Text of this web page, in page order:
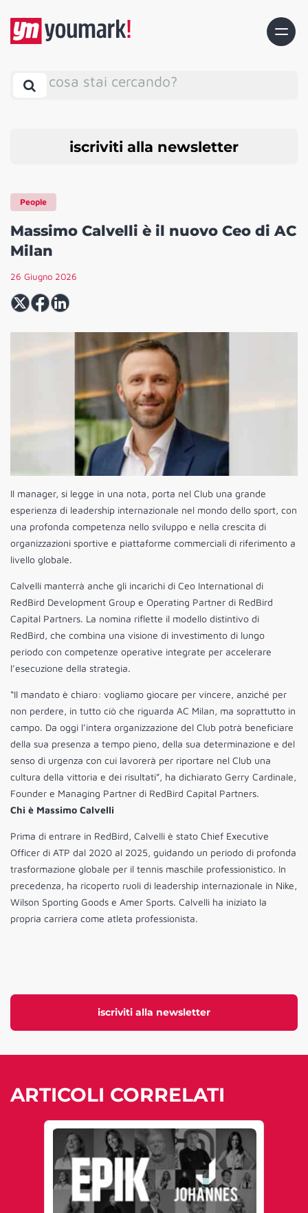
cosa stai cercando?
iscriviti alla newsletter
iscriviti alla newsletter
People
Massimo Calvelli è il nuovo Ceo di AC
Milan
26 Giugno 2026
Il manager, si legge in una nota, porta nel Club una grande
esperienza di leadership internazionale nel mondo dello sport, con
una profonda competenza nello sviluppo e nella crescita di
organizzazioni sportive e piattaforme commerciali di riferimento a
livello globale.
Calvelli manterrà anche gli incarichi di Ceo International di
RedBird Development Group e Operating Partner di RedBird
Capital Partners. La nomina riflette il modello distintivo di
RedBird, che combina una visione di investimento di lungo
periodo con competenze operative integrate per accelerare
l’esecuzione della strategia.
“Il mandato è chiaro: vogliamo giocare per vincere, anziché per
non perdere, in tutto ciò che riguarda AC Milan, ma soprattutto in
campo. Da oggi l’intera organizzazione del Club potrà beneficiare
della sua presenza a tempo pieno, della sua determinazione e del
senso di urgenza con cui lavorerà per riportare nel Club una
cultura della vittoria e dei risultati”, ha dichiarato Gerry Cardinale,
Founder e Managing Partner di RedBird Capital Partners.
Chi è Massimo Calvelli
Prima di entrare in RedBird, Calvelli è stato Chief Executive
Officer di ATP dal 2020 al 2025, guidando un periodo di profonda
trasformazione globale per il tennis maschile professionistico. In
precedenza, ha ricoperto ruoli di leadership internazionale in Nike,
Wilson Sporting Goods e Amer Sports. Calvelli ha iniziato la
propria carriera come atleta professionista.
ARTICOLI CORRELATI